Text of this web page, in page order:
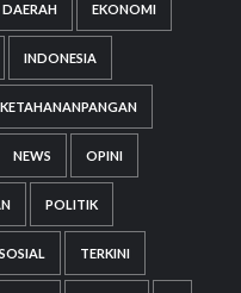
DAERAH EKONOMI
INDONESIA
KETAHANANPANGAN
NEWS OPINI
POLITIK
SOSIAL TERKINI